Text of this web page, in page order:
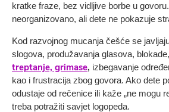
kratke fraze, bez vidljive borbe u
neorganizovano, ali dete ne pokazuje
Kod razvojnog mucanja češće se
slogova, produžavanja glasova,
treptanje, grimase, izbegavanje
kao i frustracija zbog govora. Ako dete
odustaje od rečenice ili kaže „ne mogu
treba potražiti savjet logopeda.